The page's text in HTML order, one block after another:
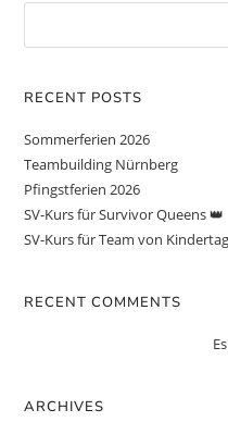
RECENT POSTS
Sommerferien 2026
Teambuilding Nürnberg
Pfingstferien 2026
SV-Kurs für Survivor Queens 👑
SV-Kurs für Team von
RECENT COMMENTS
ARCHIVES